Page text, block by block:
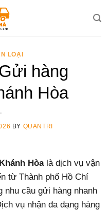
LOẠI
hàng
Hòa
BY QUANTRI
Hòalà dịch vụ vận
từ Thành phố Hồ Chí
nhu cầu gửi hàng nhanh
vụ nhận đa dạng hàng